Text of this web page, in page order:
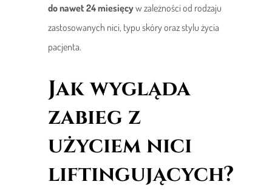
do nawet 24 miesięcyw zależności od rodzaju
zastosowanych nici, typu skóry oraz stylu życia
pacjenta.
Jak wygląda
zabieg z
użyciem nici
liftingujących?